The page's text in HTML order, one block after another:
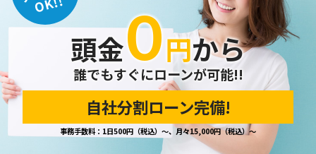
ご本人から、登録されている個人情報について訂正・削除・
開示の請求があった場合は、迅速に対応いたします。
当ホームページが保有する個人情報の取り扱い、および訂
正・削除・開示等に関するお問い合わせ先は、以下の通りで
個人情報保護担当窓口
当社の「個人情報の取扱い」に関するお問い合わせは、下記
頭金０円から
誰でもすぐにローンが可能!!
自社分割ローン完備!
事務手数料：1日500円（税込）～、月々15,000円（税込）～